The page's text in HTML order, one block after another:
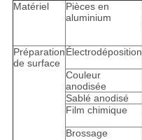
Matériel
Pièces en
aluminium
Préparation
de surface
Électrodéposition
Couleur
anodisée
Sablé anodisé
Film chimique
Brossage